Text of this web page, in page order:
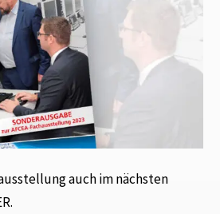
auch im nächsten